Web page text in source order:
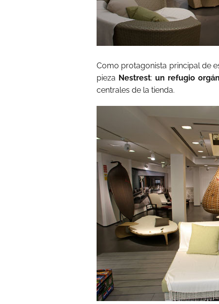
Como protagonista principal de
pieza Nestrest:un refugio
centrales de la tienda.